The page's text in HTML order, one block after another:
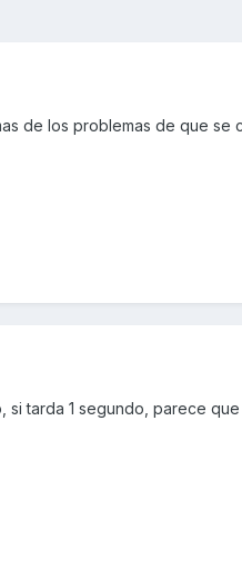
de los problemas de que se
si tarda 1 segundo, parece